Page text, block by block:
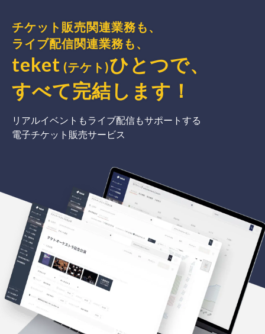
チケット販売関連業務も、
ライブ配信関連業務も、
teket (テケト)ひとつで、
すべて完結 します ！
リアルイベントもライブ配信もサポートする
電子チケット販売サービス